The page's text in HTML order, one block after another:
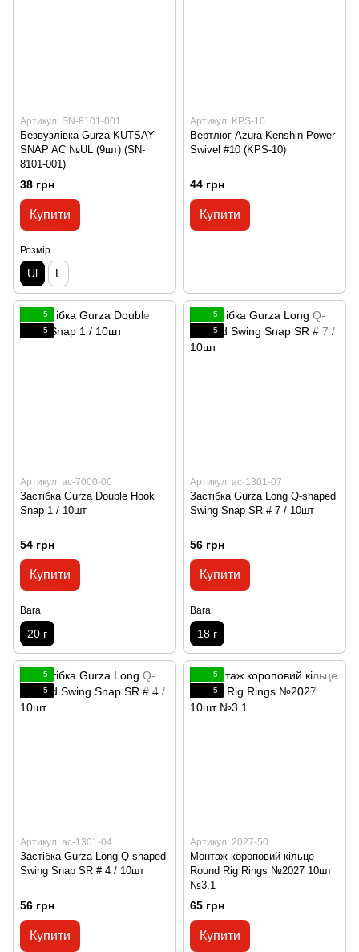
Артикул: SN-8101-001
Безвузлівка Gurza KUTSAY
SNAP AC №UL (9шт) (SN-
8101-001)
38 грн
Купити
Розмір
Ul L
Артикул: KPS-10
Вертлюг Azura Kenshin Power
Swivel #10 (KPS-10)
44 грн
Купити
5
5
Артикул: ac-7000-00
Застібка Gurza Double Hook
Snap 1 / 10шт
54 грн
Купити
Вага
20 г
5
5
Артикул: ac-1301-07
Застібка Gurza Long Q-shaped
Swing Snap SR # 7 / 10шт
56 грн
Купити
Вага
18 г
5
5
Артикул: ac-1301-04
Застібка Gurza Long Q-shaped
Swing Snap SR # 4 / 10шт
56 грн
Купити
5
5
Артикул: 2027-50
Монтаж короповий кільце
Round Rig Rings №2027 10шт
№3.1
65 грн
Купити